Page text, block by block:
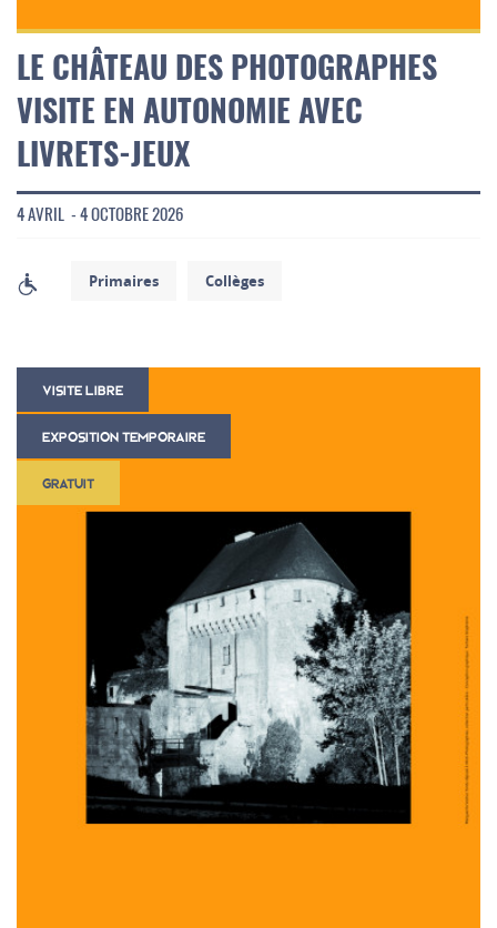
LE CHÂTEAU DES PHOTOGRAPHES
VISITE EN AUTONOMIE AVEC
LIVRETS-JEUX
4 AVRIL - 4 OCTOBRE 2026
Primaires Collèges
VISITE LIBRE
EXPOSITION TEMPORAIRE
GRATUIT